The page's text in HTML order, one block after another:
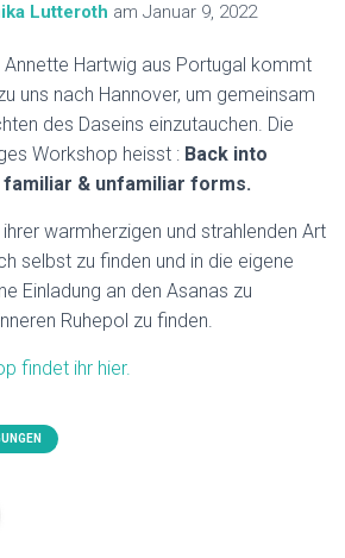
N
Lutteroth am Januar 9, 2022
Hartwig aus Portugal kommt
uns nach Hannover, um gemeinsam
des Daseins einzutauchen. Die
Workshop heisst : Back into
& unfamiliar forms.
warmherzigen und strahlenden Art
selbst zu finden und in die eigene
Einladung an den Asanas zu
Ruhepol zu finden.
findet ihr hier.